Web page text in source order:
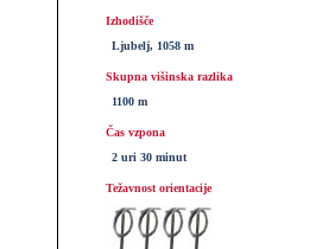
Izhodišče
Ljubelj, 1058 m
Skupna višinska razlika
1100 m
Čas vzpona
2 uri 30 minut
Težavnost orientacije